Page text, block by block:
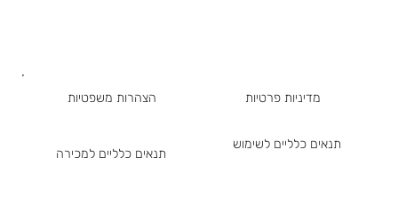
מדיניות פרטיות
תנאים כלליים למכירה
תנאים כלליים לשימוש
הצהרות משפטיות